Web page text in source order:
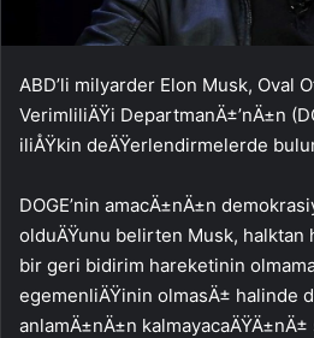
ABD’li milyarder Elon Musk, Oval
VerimliliÄŸi DepartmanÄ±’nÄ±n
iliÅŸkin deÄŸerlendirmelerde
DOGE’nin amacÄ±nÄ±n
olduÄŸunu belirten Musk,
bir geri bidirim hareketinin
egemenliÄŸinin olmasÄ± halinde
anlamÄ±nÄ±n